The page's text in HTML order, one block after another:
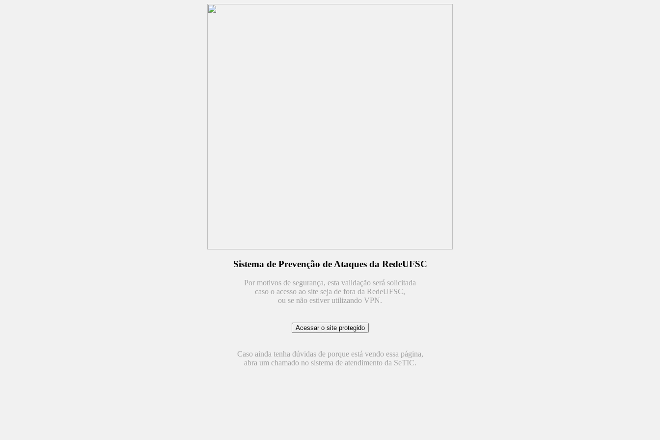
Sistema de Prevenção de Ataques da RedeUFSC
Por motivos de segurança, esta validação será solicitada
caso o acesso ao site seja de fora da RedeUFSC,
ou se não estiver utilizando VPN.
Caso ainda tenha dúvidas de porque está vendo essa página,
abra um chamado no sistema de atendimento da SeTIC.